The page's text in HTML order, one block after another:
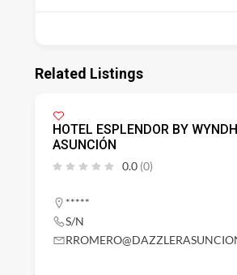
Related Listings
HOTEL ESPLENDOR BY
ASUNCIÓN
0.0 (0)
*****
S/N